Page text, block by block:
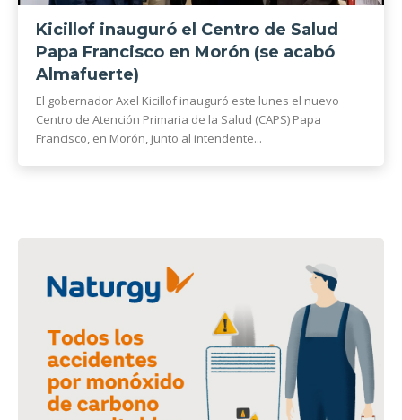
Kicillof inauguró el Centro de Salud
Papa Francisco en Morón (se acabó
Almafuerte)
El gobernador Axel Kicillof inauguró este lunes el nuevo
Centro de Atención Primaria de la Salud (CAPS) Papa
Francisco, en Morón, junto al intendente...